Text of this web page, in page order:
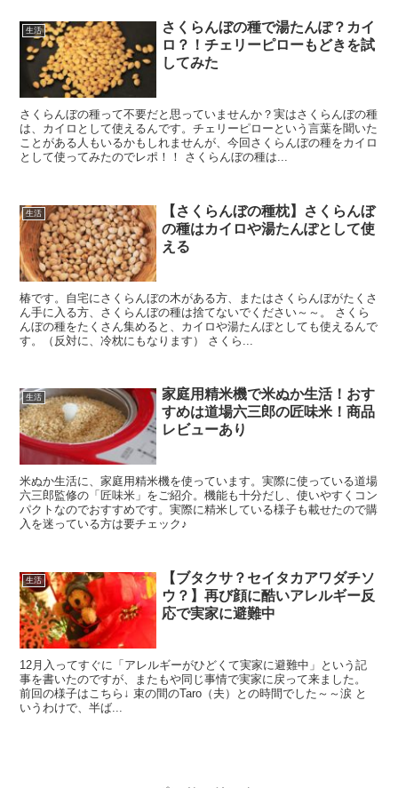
生活
さくらんぼの種で湯たんぽ？カイ
ロ？！チェリーピローもどきを試
してみた
さくらんぼの種って不要だと思っていませんか？実はさくらんぼの種
は、カイロとして使えるんです。チェリーピローという言葉を聞いた
ことがある人もいるかもしれませんが、今回さくらんぼの種をカイロ
として使ってみたのでレポ！！ さくらんぼの種は...
生活
【さくらんぼの種枕】さくらんぼ
の種はカイロや湯たんぽとして使
える
椿です。自宅にさくらんぼの木がある方、またはさくらんぼがたくさ
ん手に入る方、さくらんぼの種は捨てないでください～～。 さくら
んぼの種をたくさん集めると、カイロや湯たんぽとしても使えるんで
す。（反対に、冷枕にもなります） さくら...
生活
家庭用精米機で米ぬか生活！おす
すめは道場六三郎の匠味米！商品
レビューあり
米ぬか生活に、家庭用精米機を使っています。実際に使っている道場
六三郎監修の「匠味米」をご紹介。機能も十分だし、使いやすくコン
パクトなのでおすすめです。実際に精米している様子も載せたので購
入を迷っている方は要チェック♪
生活
【ブタクサ？セイタカアワダチソ
ウ？】再び顔に酷いアレルギー反
応で実家に避難中
12月入ってすぐに「アレルギーがひどくて実家に避難中」という記
事を書いたのですが、またもや同じ事情で実家に戻って来ました。
前回の様子はこちら↓ 束の間のTaro（夫）との時間でした～～涙 と
いうわけで、半ば...